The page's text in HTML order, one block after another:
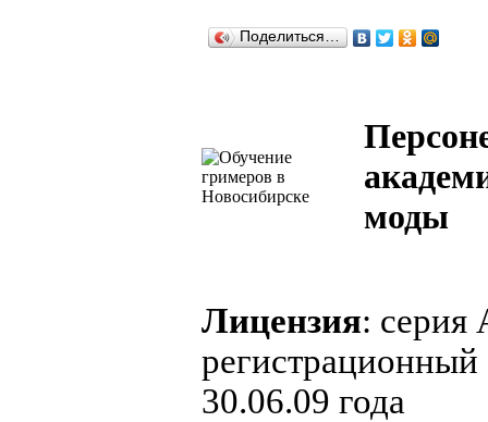
Поделиться…
моды
Лицензия:
30.06.09 года